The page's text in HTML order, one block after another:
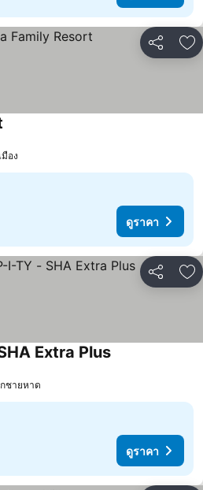
แชร์ เ
อง
ดูราคา
แชร์ เ
Extra Plus
ชายหาด
ดูราคา